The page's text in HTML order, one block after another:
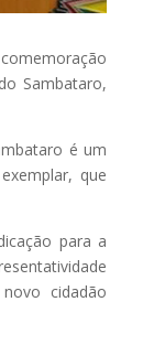
Sambataro,
é um
que
para a
cidadão